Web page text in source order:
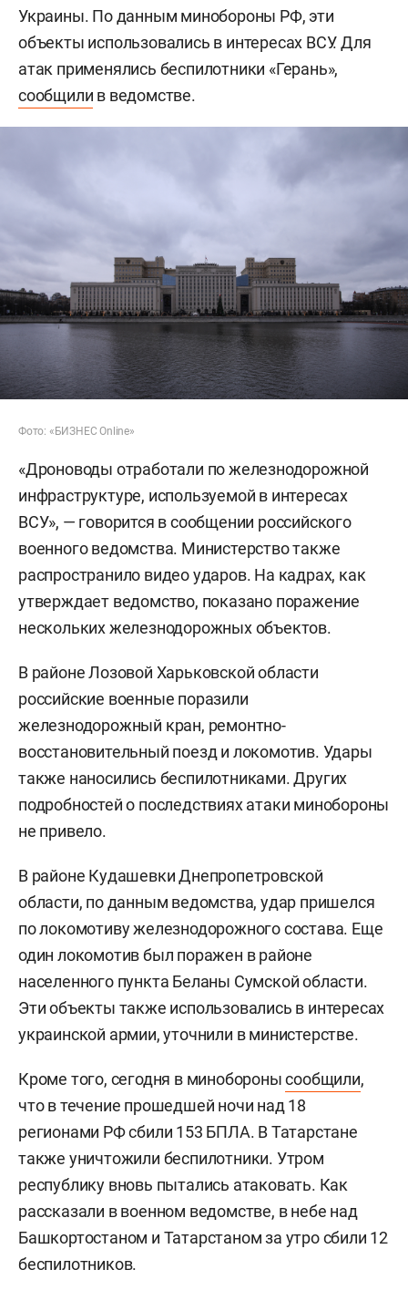
Украины. По данным минобороны РФ, эти
объекты использовались в интересах ВСУ. Для
атак применялись беспилотники «Герань»,
сообщили в ведомстве.
Фото: «БИЗНЕС Online»
«Дроноводы отработали по железнодорожной
инфраструктуре, используемой в интересах
ВСУ», — говорится в сообщении российского
военного ведомства. Министерство также
распространило видео ударов. На кадрах, как
утверждает ведомство, показано поражение
нескольких железнодорожных объектов.
В районе Лозовой Харьковской области
российские военные поразили
железнодорожный кран, ремонтно-
восстановительный поезд и локомотив. Удары
также наносились беспилотниками. Других
подробностей о последствиях атаки минобороны
не привело.
В районе Кудашевки Днепропетровской
области, по данным ведомства, удар пришелся
по локомотиву железнодорожного состава. Еще
один локомотив был поражен в районе
населенного пункта Беланы Сумской области.
Эти объекты также использовались в интересах
украинской армии, уточнили в министерстве.
Кроме того, сегодня в миноборонысообщили,
что в течение прошедшей ночи над 18
регионами РФ сбили 153 БПЛА. В Татарстане
также уничтожили беспилотники. Утром
республику вновь пытались атаковать. Как
рассказали в военном ведомстве, в небе над
Башкортостаном и Татарстаном за утро сбили 12
беспилотников.